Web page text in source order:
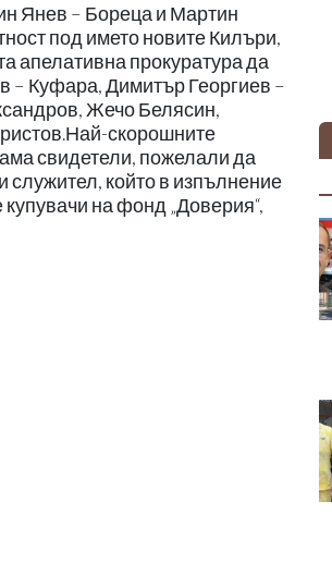
Янев – Бореца и Мартин
под името новите Килъри,
апелативна прокуратура да
– Куфара, Димитър Георгиев –
Жечо Белясин,
скорошните
свидетели, пожелали да
служител, който в изпълнение
на фонд „Доверия“,